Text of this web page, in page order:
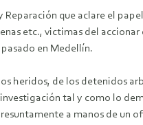
que aclare el
etc., victimas del accionar
en Medellín.
heridos, de los detenidos
tal y como lo
a manos de un